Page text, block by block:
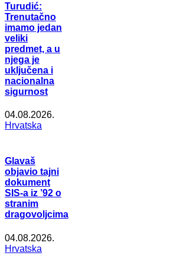
Turudić:
Trenutačno
imamo jedan
veliki
predmet, a u
njega je
uključena i
nacionalna
sigurnost
04.08.2026.
Hrvatska
Glavaš
objavio tajni
dokument
SIS-a iz ’92 o
stranim
dragovoljcima
04.08.2026.
Hrvatska